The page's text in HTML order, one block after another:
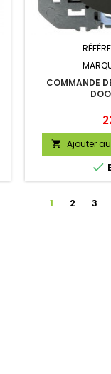
COMMANDE
 Ajouter

1 2 3